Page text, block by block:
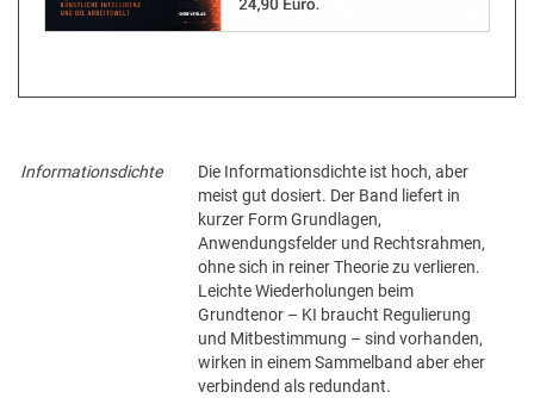
Informationsdichte
Die Informationsdichte ist hoch, aber
meist gut dosiert. Der Band liefert in
kurzer Form Grundlagen,
Anwendungsfelder und Rechtsrahmen,
ohne sich in reiner Theorie zu verlieren.
Leichte Wiederholungen beim
Grundtenor – KI braucht Regulierung
und Mitbestimmung – sind vorhanden,
wirken in einem Sammelband aber eher
verbindend als redundant.